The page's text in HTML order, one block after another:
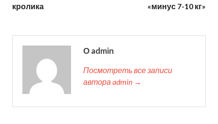
кролика
«минус 7-10 кг»
О admin
Посмотреть все записи
автора admin →